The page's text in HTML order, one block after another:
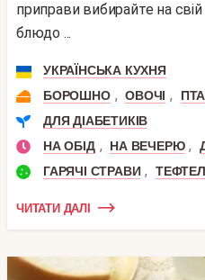
приправи вибирайте на
блюдо ...
УКРАЇНСЬКА КУХНЯ
БОРОШНО , ОВОЧІ ,
ДЛЯ ДІАБЕТИКІВ
НА ОБІД , НА ВЕЧЕРЮ ,
ГАРЯЧІ СТРАВИ ,
ЧИТАТИ ДАЛІ